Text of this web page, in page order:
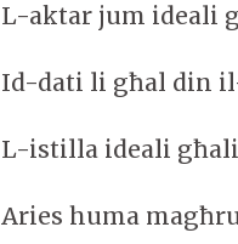
L-aktar jum ideali
Id-dati li għal din
L-istilla ideali
Aries huma